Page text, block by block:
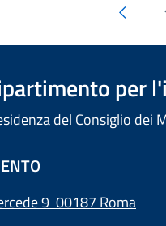
per
del Consiglio dei
9 00187 Roma